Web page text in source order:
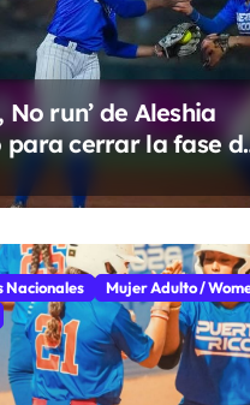
No run’ de Aleshia
para cerrar la fase
Nacionales
Mujer Adulto /